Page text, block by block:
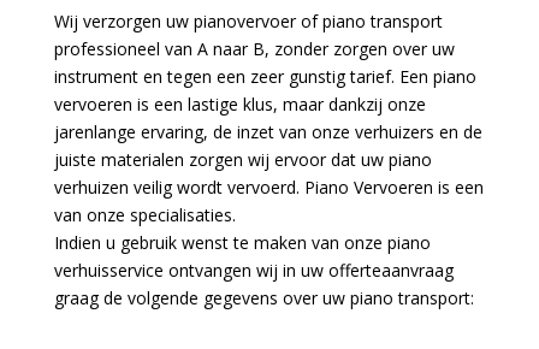
Wij verzorgen uw pianovervoer of piano transport
professioneel van A naar B, zonder zorgen over uw
instrument en tegen een zeer gunstig tarief. Een piano
vervoeren is een lastige klus, maar dankzij onze
jarenlange ervaring, de inzet van onze verhuizers en de
juiste materialen zorgen wij ervoor dat uw piano
verhuizen veilig wordt vervoerd. Piano Vervoeren is een
van onze specialisaties.
Indien u gebruik wenst te maken van onze piano
verhuisservice ontvangen wij in uw offerteaanvraag
graag de volgende gegevens over uw piano transport: